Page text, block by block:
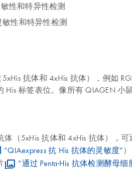
敏性和特异性检测
性和特异性检测
抗体和 4xHis 抗体），例如
His 标签表位。像所有 QIAGEN
体（5xHis 抗体和 4xHis 抗体），
“QIAexpress抗 His 抗体的灵敏度”
“通过 Penta·His 抗体检测酵母